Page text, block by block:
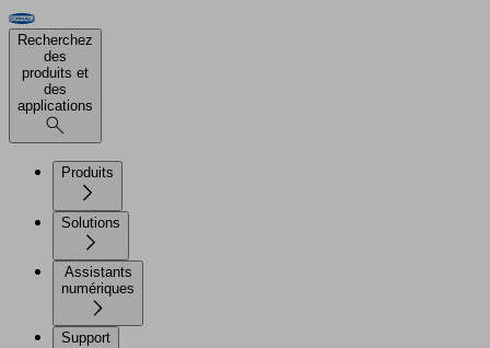
Recherchez
des
produits et
des
applications
Produits
Solutions
Assistants
numériques
Support